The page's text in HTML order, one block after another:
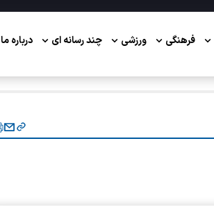
فرهنگی ورزشی چند رسانه ای درباره ما